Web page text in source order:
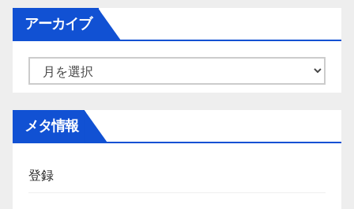
ー
アーカイブ
メタ情報
登録